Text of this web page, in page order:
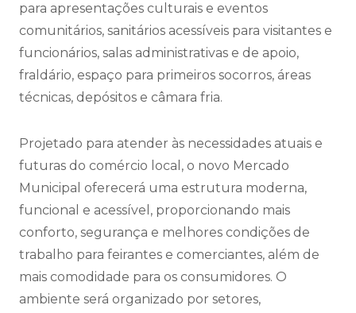
para apresentações culturais e eventos
comunitários, sanitários acessíveis para visitantes e
funcionários, salas administrativas e de apoio,
fraldário, espaço para primeiros socorros, áreas
técnicas, depósitos e câmara fria.
Projetado para atender às necessidades atuais e
futuras do comércio local, o novo Mercado
Municipal oferecerá uma estrutura moderna,
funcional e acessível, proporcionando mais
conforto, segurança e melhores condições de
trabalho para feirantes e comerciantes, além de
mais comodidade para os consumidores. O
ambiente será organizado por setores,